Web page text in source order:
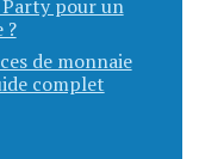
pour un
?
de monnaie
complet